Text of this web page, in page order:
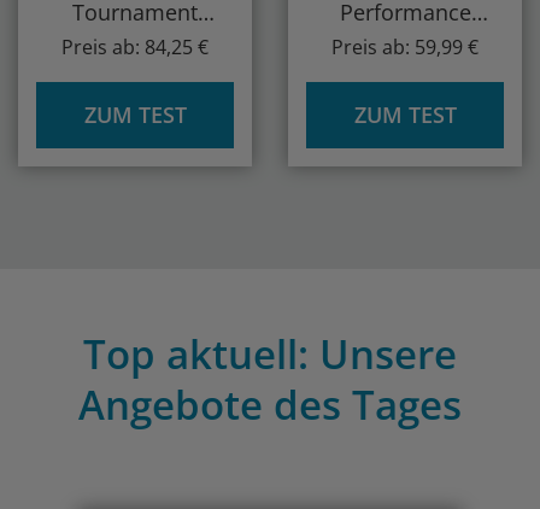
Tournament
Edition Gaming
Preis ab: 84,25 €
ZUM TEST
Performance
Gaming Maus
Preis ab: 59,99 €
ZUM TEST
Top aktuell: Unsere
Angebote des Tages